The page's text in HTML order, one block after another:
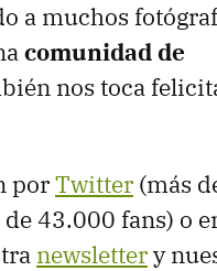
a muchos
comunidad de
nos toca
porTwitter (más
de 43.000 fans) o
newslettery